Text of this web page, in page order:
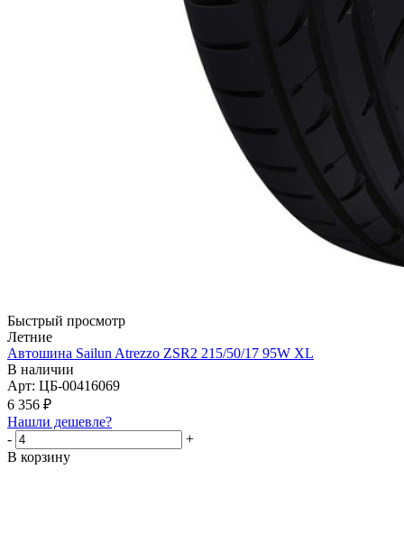
Быстрый просмотр
Летние
Автошина Sailun Atrezzo ZSR2 215/50/17 95W XL
В наличии
Арт: ЦБ-00416069
6 356 ₽
Нашли дешевле?
-
+
В корзину